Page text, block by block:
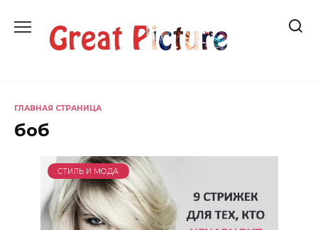
содержанию
ГЛАВНАЯ СТРАНИЦА
боб
СТИЛЬ И МОДА